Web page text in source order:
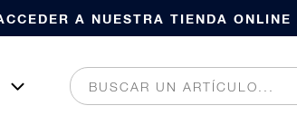
A NUESTRA TIENDA ONLINE